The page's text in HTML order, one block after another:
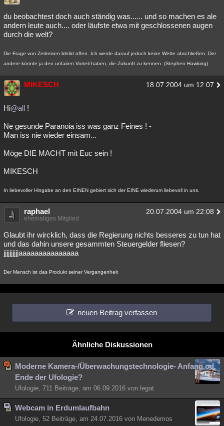
du beobachtest doch auch ständig was...... und so machen es ale
andern leute auch.... oder läufste etwa mit geschlossenen augen
durch die welt?
Die Frage von Zeitreisen bleibt offen. Ich werde darauf jedoch keine Wette abschließen. Der
andere könnte ja den unfairen Vorteil haben, die Zukunft zu kennen. (Stephen Hawking)
MIKESCH 18.07.2004 um 12:07
Hi@all !
Ne gesunde Paranoia iss was ganz Feines ! -
Man iss nie wieder einsam...
Möge DIE MACHT mit Euc sein !
MIKESCH
In liebevoller Hingabe an den EINEN gebiert sich der EINE wiederum liebevoll in uns.
raphael 20.07.2004 um 22:08
ehemaliges Mitglied
Glaubt ihr wircklich, dass die Regierung nichts besseres zu tun hat
und das dahin unsere gesammten Steuergelder fliesen?
jjjjjjjjjjaaaaaaaaaaaaaaa
Der Mensch ist das Produkt seiner Vergangenheit
neuen Beitrag verfassen
Ähnliche Diskussionen
Moderne Kamera-/Überwachungstechnologie- Anfang od.
Ende der Ufologie?
Ufologie, 711 Beiträge, am 06.09.2016 von legat
Webcam in Erdumlaufbahn
Ufologie, 52 Beiträge, am 24.07.2016 von Menedemos